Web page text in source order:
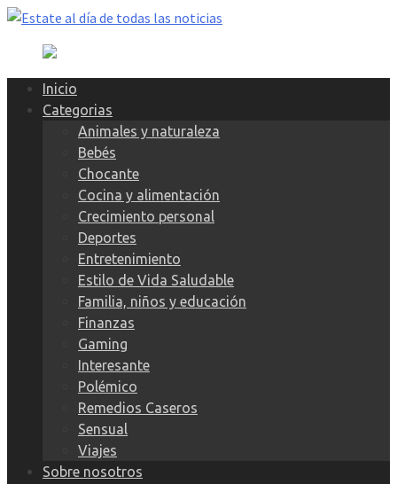
Skip
content
Inicio
Categorias
Animales y naturaleza
Bebés
Chocante
Cocina y alimentación
Crecimiento personal
Deportes
Entretenimiento
Estilo de Vida Saludable
Familia, niños y educación
Finanzas
Gaming
Interesante
Polémico
Remedios Caseros
Sensual
Viajes
Sobre nosotros